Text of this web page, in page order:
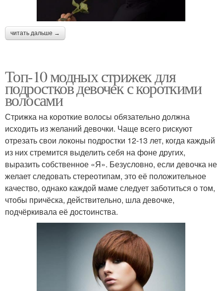
читать дальше →
Топ-10 модных стрижек для
подростков девочек с короткими
волосами
Стрижка на короткие волосы обязательно должна
исходить из желаний девочки. Чаще всего рискуют
отрезать свои локоны подростки 12-13 лет, когда каждый
из них стремится выделить себя на фоне других,
выразить собственное «Я». Безусловно, если девочка не
желает следовать стереотипам, это её положительное
качество, однако каждой маме следует заботиться о том,
чтобы причёска, действительно, шла девочке,
подчёркивала её достоинства.